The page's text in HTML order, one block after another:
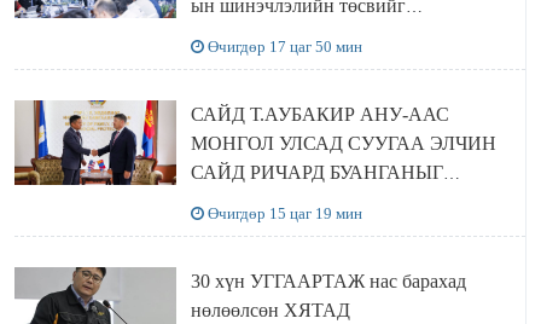
ын шинэчлэлийн төсвийг
Өчигдөр 17 цаг 50 мин
САЙД Т.АУБАКИР АНУ-ААС
МОНГОЛ УЛСАД СУУГАА ЭЛЧИН
САЙД РИЧАРД БУАНГАНЫГ
Өчигдөр 15 цаг 19 мин
30 хүн УГГААРТАЖ нас барахад
нөлөөлсөн ХЯТАД